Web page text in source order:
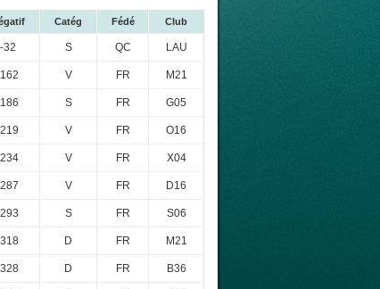
Catég Fédé Club
-32 S QC LAU
V FR M21
S FR G05
V FR O16
V FR X04
V FR D16
S FR S06
D FR M21
D FR B36